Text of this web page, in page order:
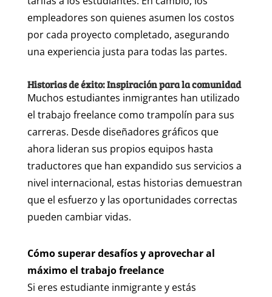
empleadores son quienes asumen los costos
por cada proyecto completado, asegurando
una experiencia justa para todas las partes.
Historias de éxito: Inspiración para la comunidad
Muchos estudiantes inmigrantes han utilizado
el trabajo freelance como trampolín para sus
carreras. Desde diseñadores gráficos que
ahora lideran sus propios equipos hasta
traductores que han expandido sus servicios a
nivel internacional, estas historias demuestran
que el esfuerzo y las oportunidades correctas
pueden cambiar vidas.
Cómo superar desafíos y aprovechar al
máximo el trabajo freelance
Si eres estudiante inmigrante y estás